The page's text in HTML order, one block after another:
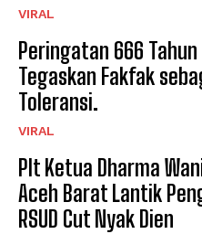
VIRAL
Peringatan 666
Tegaskan Fakfak
Toleransi.
VIRAL
Plt Ketua Dharma
Aceh Barat Lantik
RSUD Cut Nyak Dien